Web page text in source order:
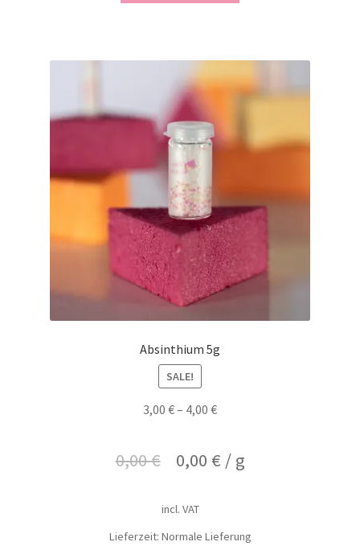
Absinthium 5g
SALE!
3,00 €– 4,00 €
0,00€ 0,00 € / g
incl. VAT
Lieferzeit: Normale Lieferung